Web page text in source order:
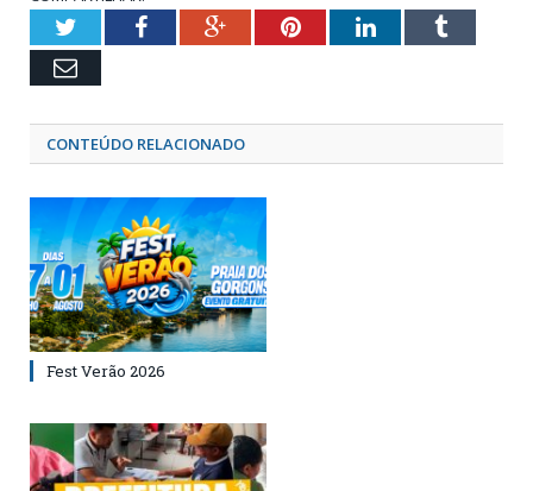
TwitterFacebookGoogle+PinterestLinkedInTumblr
Email
CONTEÚDO RELACIONADO
Fest Verão 2026